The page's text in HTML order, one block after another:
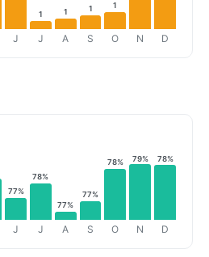
J
1
J
1
A
1
S
1
O N D
77%
J
78%
J
77%
A
77%
S
78%
O
79%
N
78%
D